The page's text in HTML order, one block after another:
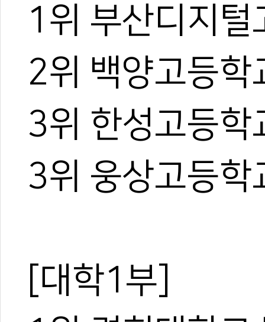
1위 부산디지털
2위 백양고등학
3위 한성고등학
3위 웅상고등학
[대학1부]